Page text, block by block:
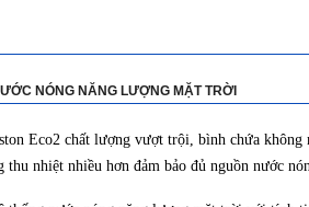
NÓNG NĂNG LƯỢNG MẶT TRỜI
Eco2 chất lượng vượt trội, bình chứa
nhiệt nhiều hơn đảm bảo đủ nguồn nước